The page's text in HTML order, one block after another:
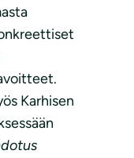
Karhisen